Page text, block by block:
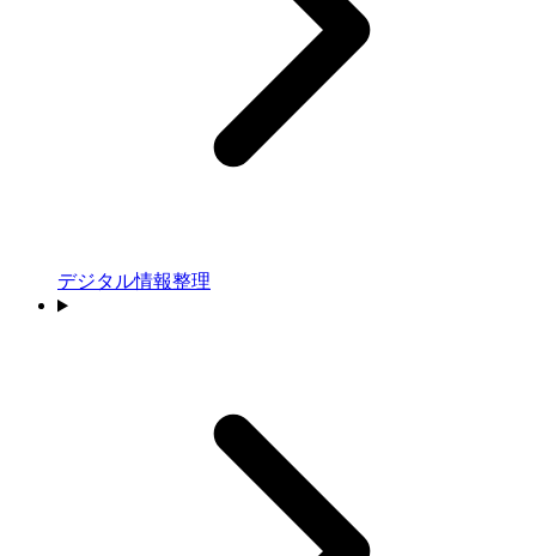
デジタル情報整理